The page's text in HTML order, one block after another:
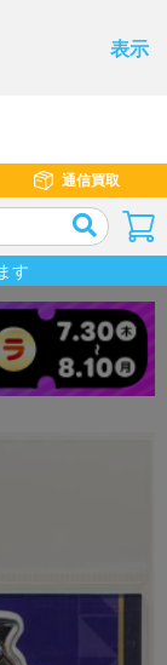
表示
通信買取
す